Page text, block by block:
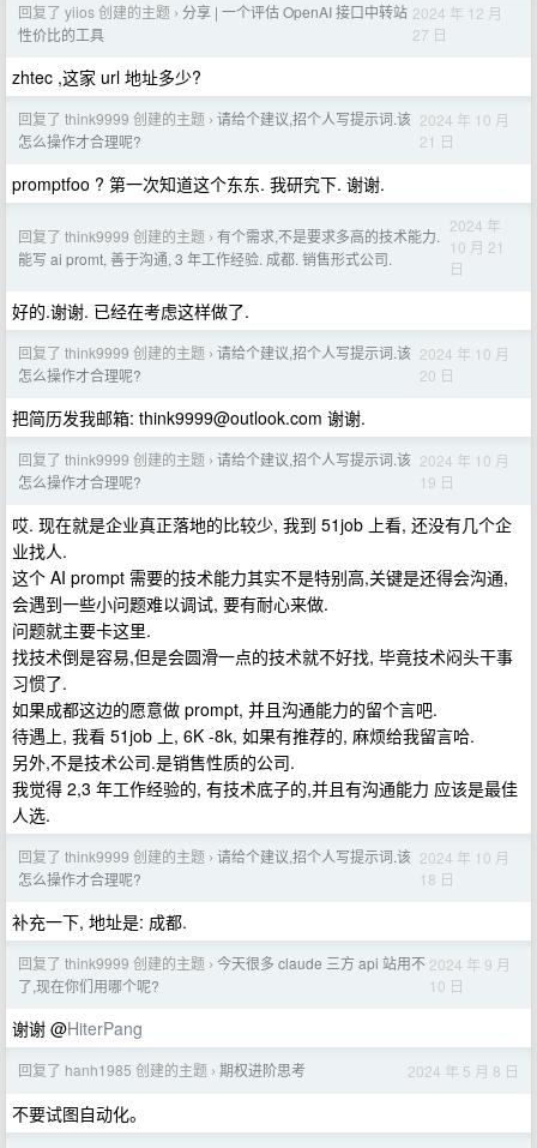
回复了 yiios 创建的主题 › 分享 | 一个评估 OpenAI 接口中转站
性价比的工具
2024 年 12 月
27 日
zhtec ,这家 url 地址多少?
回复了 think9999 创建的主题 › 请给个建议,招个人写提示词.该
怎么操作才合理呢?
2024 年 10 月
21 日
promptfoo ? 第一次知道这个东东. 我研究下. 谢谢.
回复了 think9999 创建的主题 › 有个需求,不是要求多高的技术能力.
能写 ai promt, 善于沟通, 3 年工作经验. 成都. 销售形式公司.
2024 年
10 月 21
日
好的.谢谢. 已经在考虑这样做了.
回复了 think9999 创建的主题 › 请给个建议,招个人写提示词.该
怎么操作才合理呢?
2024 年 10 月
20 日
把简历发我邮箱: think9999@outlook.com 谢谢.
回复了 think9999 创建的主题 › 请给个建议,招个人写提示词.该
怎么操作才合理呢?
2024 年 10 月
19 日
哎. 现在就是企业真正落地的比较少, 我到 51job 上看, 还没有几个企
业找人.
这个 AI prompt 需要的技术能力其实不是特别高,关键是还得会沟通,
会遇到一些小问题难以调试, 要有耐心来做.
问题就主要卡这里.
找技术倒是容易,但是会圆滑一点的技术就不好找, 毕竟技术闷头干事
习惯了.
如果成都这边的愿意做 prompt, 并且沟通能力的留个言吧.
待遇上, 我看 51job 上, 6K -8k, 如果有推荐的, 麻烦给我留言哈.
另外,不是技术公司.是销售性质的公司.
我觉得 2,3 年工作经验的, 有技术底子的,并且有沟通能力 应该是最佳
人选.
回复了 think9999 创建的主题 › 请给个建议,招个人写提示词.该
怎么操作才合理呢?
2024 年 10 月
18 日
补充一下, 地址是: 成都.
回复了 think9999 创建的主题 › 今天很多 claude 三方 api 站用不
了,现在你们用哪个呢?
2024 年 9 月
10 日
谢谢 @HiterPang
回复了 hanh1985 创建的主题 › 期权进阶思考 2024 年 5 月 8 日
不要试图自动化。